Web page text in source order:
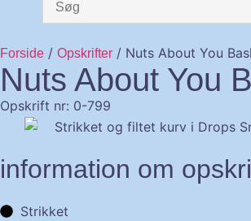
Forside / Opskrifter / Nuts About You
Nuts About You
Opskrift nr: 0-799
information om
Strikket